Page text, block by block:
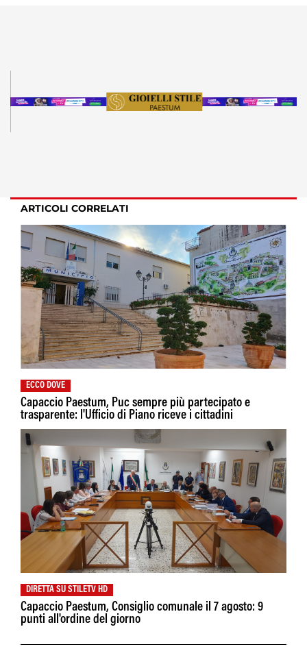
ARTICOLI CORRELATI
ECCO DOVE
Capaccio Paestum, Puc sempre più partecipato e
trasparente: l'Ufficio di Piano riceve i cittadini
DIRETTA SU STILETV HD
Capaccio Paestum, Consiglio comunale il 7 agosto: 9
punti all'ordine del giorno